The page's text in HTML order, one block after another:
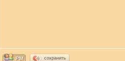
сохранить